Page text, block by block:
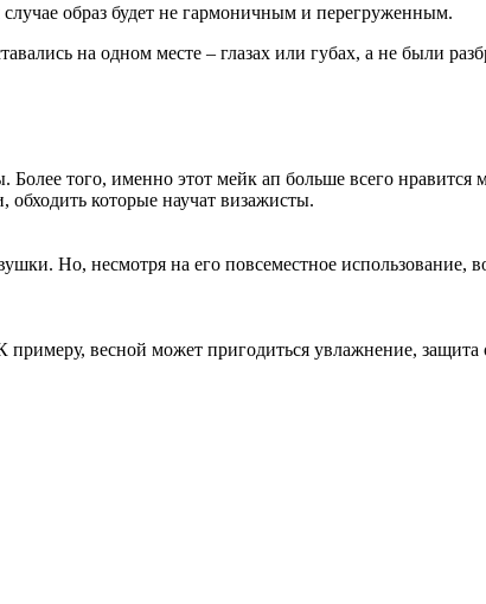
образ будет не гармоничным и перегруженным.
на одном месте – глазах или губах, а не были
того, именно этот мейк ап больше всего нравится
которые научат визажисты.
Но, несмотря на его повсеместное использование,
весной может пригодиться увлажнение,